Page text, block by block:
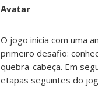
Avatar
O jogo inicia com uma
primeiro desafio:
quebra-cabeça. Em
etapas seguintes do